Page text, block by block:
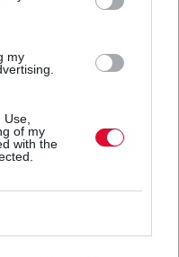
my
of my
with the